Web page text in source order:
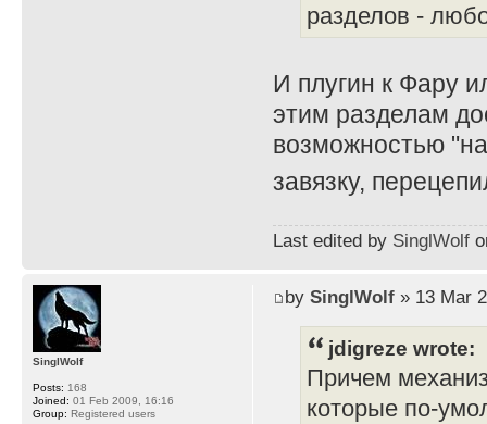
разделов -
И плугин к Фару
этим разделам
возможностью
завязку,
Last edited by SinglWolf
by SinglWolf» 13 Mar
jdigreze wrote:
Причем
которые по-
SinglWolf
Posts: 168
Joined: 01 Feb 2009, 16:16
Group: Registered users